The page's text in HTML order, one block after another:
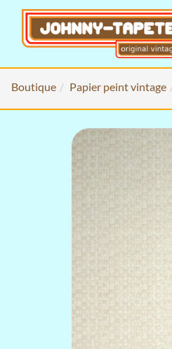
Boutique Papier peint vintage